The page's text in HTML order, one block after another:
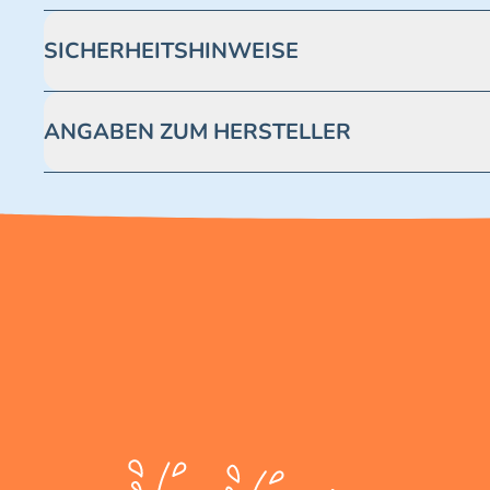
SICHERHEITSHINWEISE
ANGABEN ZUM HERSTELLER